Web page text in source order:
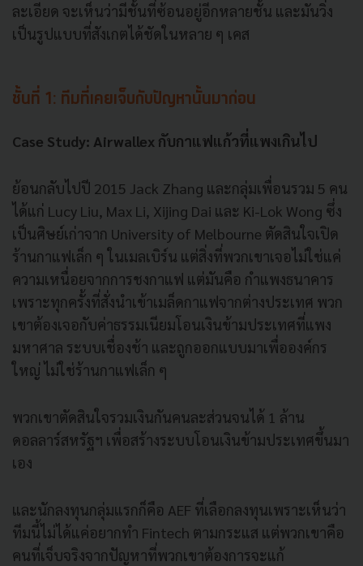
ละเอียด จะเห็นว่ามีชั้นที่ซ้อนอยู่อีกหลายชั้น และมันวิ่ง
เป็นรูปแบบที่สังเกตได้ชัดในหลาย ๆ เคส
ชั้นที่ 1: ทีมที่เคยเจ็บกับปัญหานั้นมาก่อน
Case Study: Airwallex กับกาแฟแก้วที่แพงเกินไป
ย้อนกลับไปปี 2015 Jack Zhang และกลุ่มเพื่อนรวม 5 คน
ได้แก่ Lucy Liu, Max Li, Xijing Dai และ Ki-Lok Wong ซึ่ง
เป็นศิษย์เก่าจาก University of Melbourne ตัดสินใจเปิด
ร้านกาแฟเล็ก ๆ ในเมลเบิร์น แต่สิ่งที่พวกเขาเจอไม่ใช่แค่
ความเหนื่อยจากการชงกาแฟ แต่มันคือ กำแพงธนาคาร
เพราะทุกครั้งที่สั่งนำเข้าเมล็ดกาแฟจากต่างประเทศ พวก
เขาต้องเจอกับค่าธรรมเนียมโอนเงินข้ามประเทศที่แพง
มหาศาล ระบบเชื่องช้า และถูกออกแบบมาเพื่อองค์กร
ใหญ่ ไม่ใช่ร้านกาแฟเล็ก ๆ
พวกเขาตัดสินใจรวมเงินกันคนละส่วนจนได้ 1 ล้าน
ดอลลาร์สหรัฐฯ เพื่อสร้างระบบโอนเงินข้ามประเทศขึ้นมา
เอง
และนักลงทุนกลุ่มแรกก็คือ AEF ที่เลือกลงทุนเพราะเห็นว่า
ทีมนี้ไม่ได้แค่อยากทำ Fintech ตามกระแส แต่พวกเขาคือ
คนที่เจ็บจริงจากปัญหาที่พวกเขาต้องการจะแก้